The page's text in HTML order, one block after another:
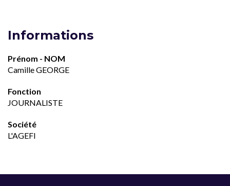
Informations
Prénom - NOM
Camille GEORGE
Fonction
JOURNALISTE
Société
L'AGEFI